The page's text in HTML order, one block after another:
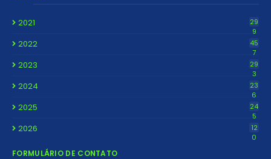
2021
29
9
2022
45
7
2023
29
3
2024
23
6
2025
24
5
2026
12
0
FORMULÁRIO DE CONTATO